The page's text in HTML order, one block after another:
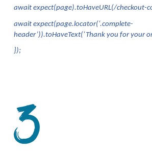
await expect(page).toHaveURL(/checkout-
await expect(page.locator(‘.complete-
header’)).toHaveText(‘Thank you for your
});